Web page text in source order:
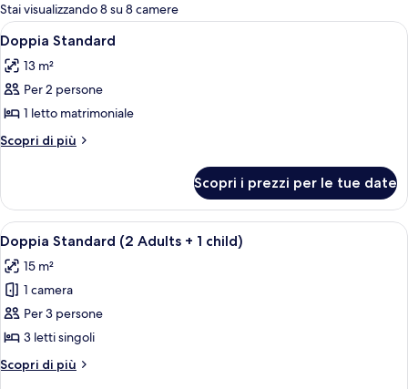
per
le
camere
Stai visualizzando 8 su 8 camere
Apri
tutte
le
foto
per
Doppia
Una camera da letto moderna con
3
Doppia Standard
13 m²
Per 2 persone
1 letto matrimoniale
Scopri di più
Altri
Standard
Scopri i prezzi per le tue date
Apri
tutte
le
foto
per
Doppia
Standard
(2
Una camera d'albergo con due letti,
4
Doppia Standard (2 Adults + 1 child)
15 m²
1 camera
Per 3 persone
3 letti singoli
Scopri di più
Altri